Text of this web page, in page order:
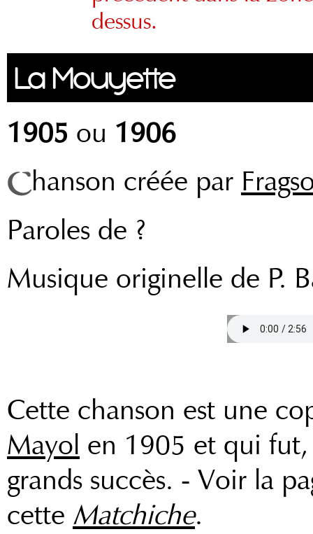
dessus.
La Mouyette
1905 ou 1906
hanson créée par
Paroles de ?
Musique originelle de P.
Cette chanson est une
Mayol en 1905 et qui fut,
grands succès. - Voir la
cette Matchiche.